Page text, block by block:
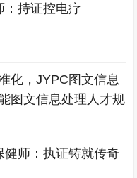
：持证控电疗
化，JYPC图文信息
图文信息处理人才规
健师：执证铸就传奇